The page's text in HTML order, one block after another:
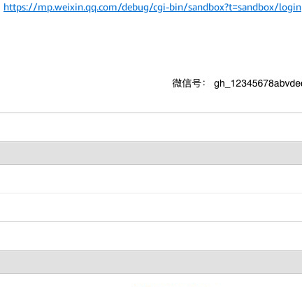
https://mp.weixin.qq.com/debug/cgi-bin/sandbox?t=sandbox/login